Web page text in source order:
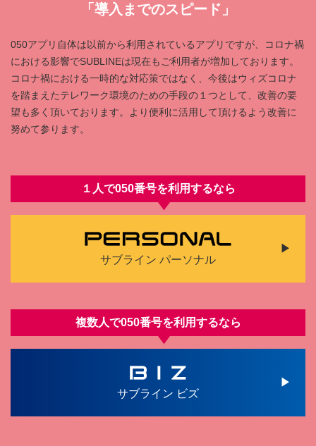
「導⼊までのスピード」
050アプリ⾃体は以前から利⽤されているアプリですが、コロナ禍
における影響でSUBLINEは現在もご利⽤者が増加しております。
コロナ禍における⼀時的な対応策ではなく、今後はウィズコロナ
を踏まえたテレワーク環境のための⼿段の１つとして、改善の要
望も多く頂いております。より便利に活⽤して頂けるよう改善に
努めて参ります。
１人で050番号を利⽤するなら
サブライン パーソナル
複数人で050番号を利⽤するなら
サブライン ビズ